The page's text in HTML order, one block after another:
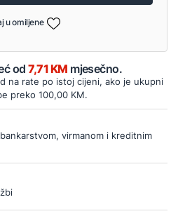
u omiljene
od7,71 KM mjesečno.
na rate po istoj cijeni, ako je ukupni
preko 100,00 KM.
virmanom i kreditnim